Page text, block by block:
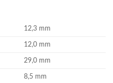
12,3 mm
12,0 mm
29,0 mm
8,5 mm